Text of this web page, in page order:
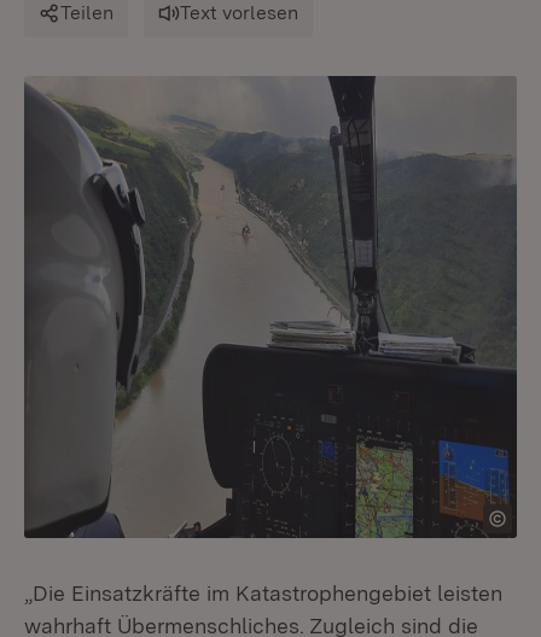
Teilen Text vorlesen
„Die Einsatzkräfte im Katastrophengebiet leisten
wahrhaft Übermenschliches. Zugleich sind die